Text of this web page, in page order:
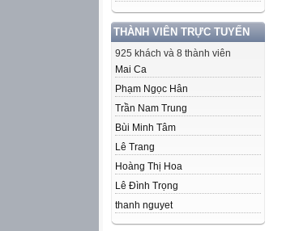
THÀNH VIÊN TRỰC TUYẾN
925 khách và 8 thành viên
Mai Ca
Phạm Ngọc Hân
Trần Nam Trung
Bùi Minh Tâm
Lê Trang
Hoàng Thị Hoa
Lê Đình Trọng
thanh nguyet